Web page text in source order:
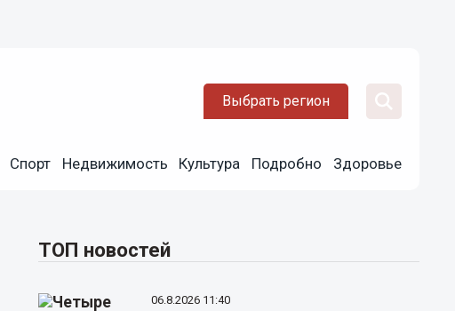
Выбрать регион
Спорт Недвижимость Культура Подробно Здоровье
ТОП новостей
06.8.2026 11:40